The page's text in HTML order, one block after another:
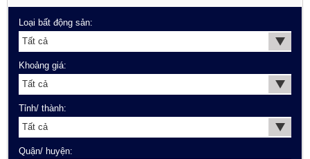
Loại bất động sản:
Khoảng giá:
Tỉnh/ thành:
Quận/ huyện: